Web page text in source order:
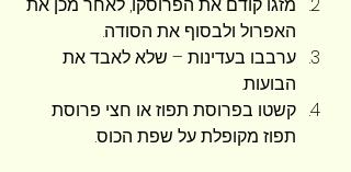
האפרול ולבסוף את הסודה.
ערבבו בעדינות – שלא לאבד את
הבועות.
קשטו בפרוסת תפוז או חצי פרוסת
תפוז מקופלת על שפת הכוס.